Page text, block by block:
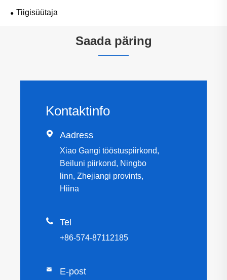
Tiigisüütaja
Saada päring
Kontaktinfo
 Aadress
Xiao Gangi tööstuspiirkond,
Beiluni piirkond, Ningbo
linn, Zhejiangi provints,
Hiina
 Tel
+86-574-87112185
 E-post